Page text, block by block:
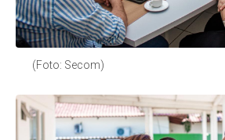
(Foto: Secom)